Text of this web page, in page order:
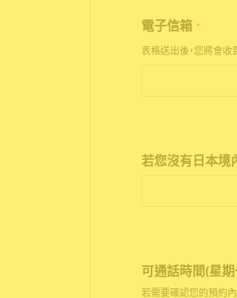
電子信箱 *
表格送出後，您將會
若您沒有日本境
可通話時間(星
若需要確認您的預約